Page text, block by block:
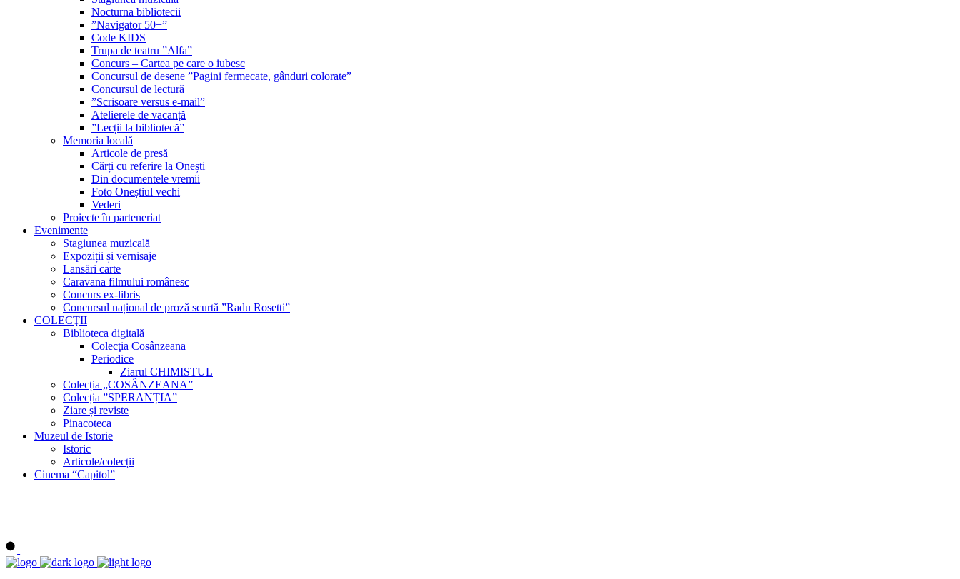
Nocturna bibliotecii
”Navigator 50+”
Code KIDS
Trupa de teatru ”Alfa”
Concurs – Cartea pe care o iubesc
Concursul de desene ”Pagini fermecate, gânduri colorate”
Concursul de lectură
”Scrisoare versus e-mail”
Atelierele de vacanță
”Lecții la bibliotecă”
Memoria locală
Articole de presă
Cărți cu referire la Onești
Din documentele vremii
Foto Oneștiul vechi
Vederi
Proiecte în parteneriat
Evenimente
Stagiunea muzicală
Expoziții și vernisaje
Lansări carte
Caravana filmului românesc
Concurs ex-libris
Concursul național de proză scurtă ”Radu Rosetti”
COLECŢII
Biblioteca digitală
Colecţia Cosânzeana
Periodice
Ziarul CHIMISTUL
Colecția „COSÂNZEANA”
Colecția ”SPERANȚIA”
Ziare și reviste
Pinacoteca
Muzeul de Istorie
Istoric
Articole/colecții
Cinema “Capitol”